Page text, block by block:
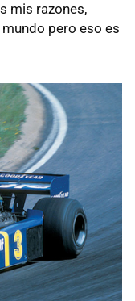
mis razones,
pero eso es